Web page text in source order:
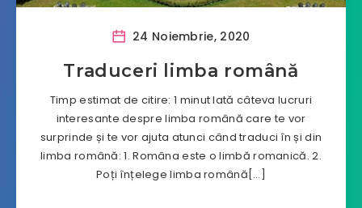
24 Noiembrie, 2020
Traduceri limba română
Timp estimat de citire: 1 minut Iată câteva lucruri
interesante despre limba română care te vor
surprinde și te vor ajuta atunci când traduci în și din
limba română: 1. Româna este o limbă romanică. 2.
Poți înțelege limba română[…]